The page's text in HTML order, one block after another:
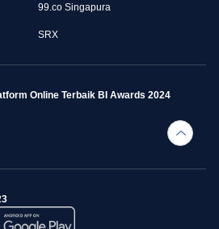
Online Terbaik BI Awards 2024
99.co Singapura
SRX